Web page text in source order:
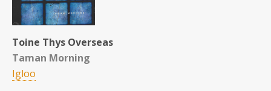
Toine Thys Overseas
Taman Morning
Igloo